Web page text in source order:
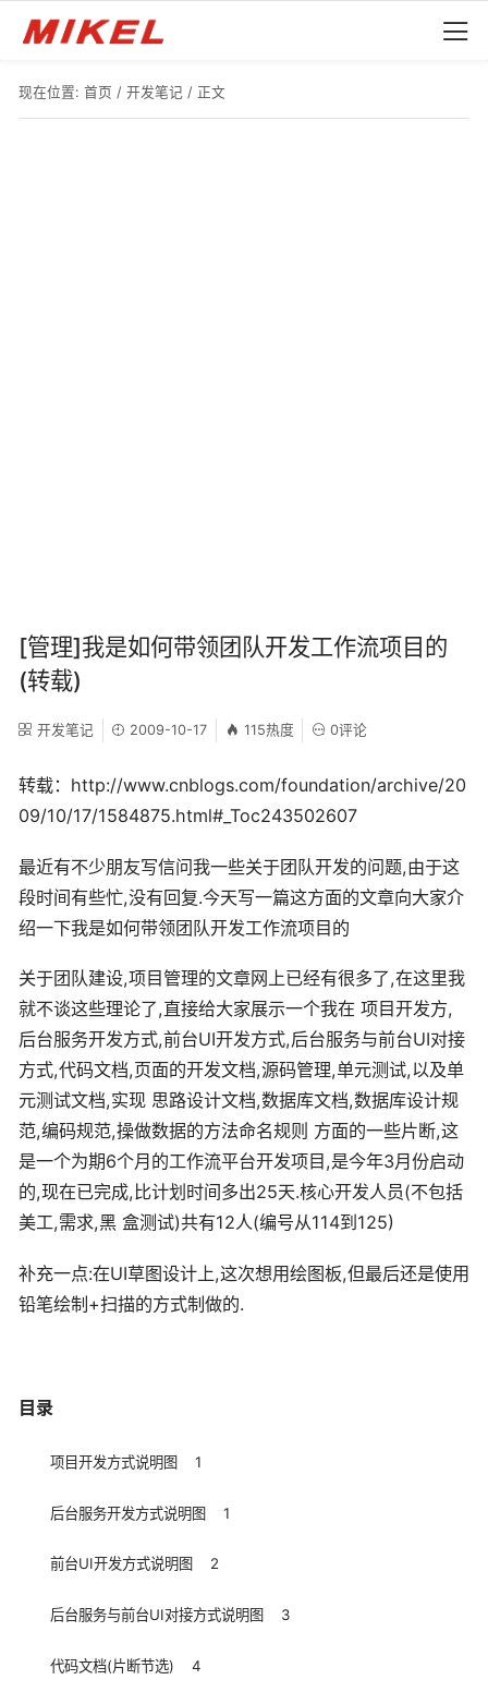
现在位置: 首页 / 开发笔记 / 正文
[管理]我是如何带领团队开发工作流项目的
(转载)
开发笔记 2009-10-17 115热度 0评论
转载：http://www.cnblogs.com/foundation/archive/20
09/10/17/1584875.html#_Toc243502607
最近有不少朋友写信问我一些关于团队开发的问题,由于这
段时间有些忙,没有回复.今天写一篇这方面的文章向大家介
绍一下我是如何带领团队开发工作流项目的
关于团队建设,项目管理的文章网上已经有很多了,在这里我
就不谈这些理论了,直接给大家展示一个我在 项目开发方,
后台服务开发方式,前台UI开发方式,后台服务与前台UI对接
方式,代码文档,页面的开发文档,源码管理,单元测试,以及单
元测试文档,实现 思路设计文档,数据库文档,数据库设计规
范,编码规范,操做数据的方法命名规则 方面的一些片断,这
是一个为期6个月的工作流平台开发项目,是今年3月份启动
的,现在已完成,比计划时间多出25天.核心开发人员(不包括
美工,需求,黑 盒测试)共有12人(编号从114到125)
补充一点:在UI草图设计上,这次想用绘图板,但最后还是使用
铅笔绘制+扫描的方式制做的.
目录
项目开发方式说明图 1
后台服务开发方式说明图 1
前台UI开发方式说明图 2
后台服务与前台UI对接方式说明图 3
代码文档(片断节选) 4